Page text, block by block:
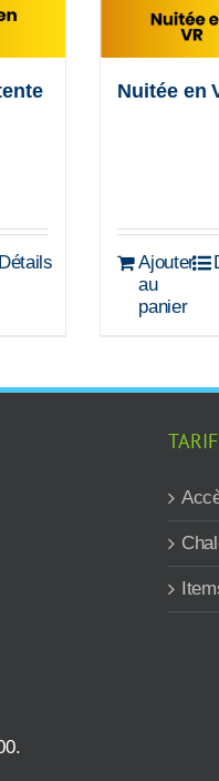
Détails
Nuitée en
Ajouter
au
panier